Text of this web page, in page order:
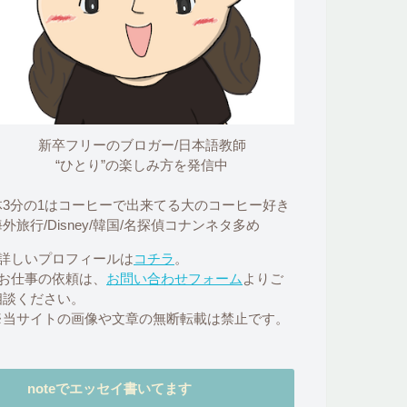
新卒フリーのブロガー/日本語教師
“ひとり”の楽しみ方を発信中
3分の1はコーヒーで出来てる大のコーヒー好き
外旅行/Disney/韓国/名探偵コナンネタ多め
しいプロフィールはコチラ 。
仕事の依頼は、 お問い合わせフォーム よりご
ください。
サイトの画像や文章の無断転載は禁止です。
noteでエッセイ書いてます